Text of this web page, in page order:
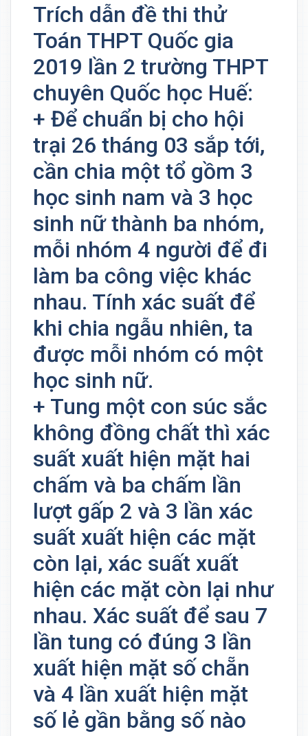
Trích dẫn đề thi thử
Toán THPT Quốc gia
2019 lần 2 trường THPT
chuyên Quốc học Huế:
+ Để chuẩn bị cho hội
trại 26 tháng 03 sắp tới,
cần chia một tổ gồm 3
học sinh nam và 3 học
sinh nữ thành ba nhóm,
mỗi nhóm 4 người để đi
làm ba công việc khác
nhau. Tính xác suất để
khi chia ngẫu nhiên, ta
được mỗi nhóm có một
học sinh nữ.
+ Tung một con súc sắc
không đồng chất thì xác
suất xuất hiện mặt hai
chấm và ba chấm lần
lượt gấp 2 và 3 lần xác
suất xuất hiện các mặt
còn lại, xác suất xuất
hiện các mặt còn lại như
nhau. Xác suất để sau 7
lần tung có đúng 3 lần
xuất hiện mặt số chẵn
và 4 lần xuất hiện mặt
số lẻ gần bằng số nào